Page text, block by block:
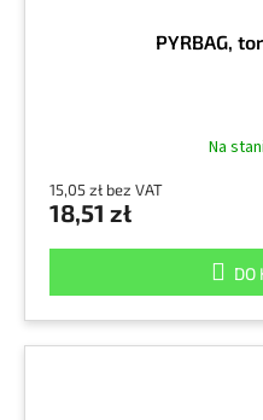
PYRBAG,
Na
15,05 zł bez VAT
18,51 zł
DO